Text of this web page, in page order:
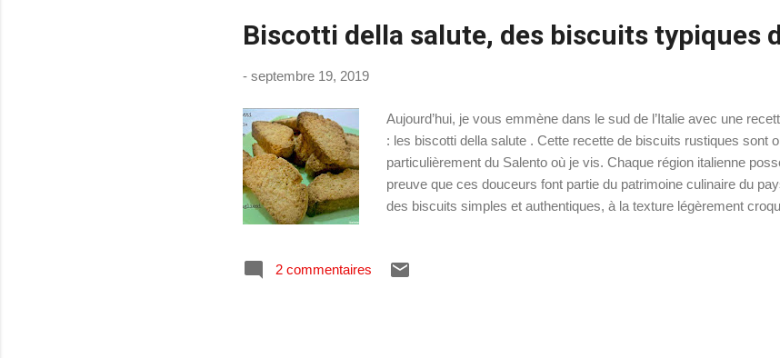
Biscotti della salute, des biscuits typiques
- septembre 19, 2019
Aujourd’hui, je vous emmène dans le sud de l’Italie avec une
: les biscotti della salute . Cette recette de biscuits rustiques sont
particulièrement du Salento où je vis. Chaque région italienne
preuve que ces douceurs font partie du patrimoine culinaire du
des biscuits simples et authentiques, à la texture légèrement
“bis-cotti”, littéralement “cuits deux fois”. C’est ce double
2 commentaires